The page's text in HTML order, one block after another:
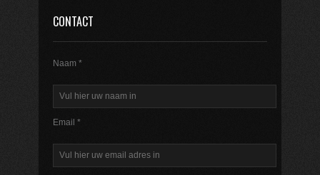
CONTACT
Naam *
Email *